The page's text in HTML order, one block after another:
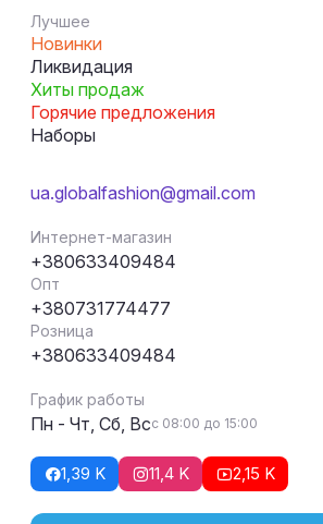
Лучшее
Новинки
Ликвидация
Хиты продаж
Горячие предложения
Наборы
ua.globalfashion@gmail.com
Интернет-магазин
+380633409484
Опт
+380731774477
Розница
+380633409484
График работы
Пн - Чт, Сб, Всс 08:00 до 15:00
1,39 K 11,4 K 2,15 K